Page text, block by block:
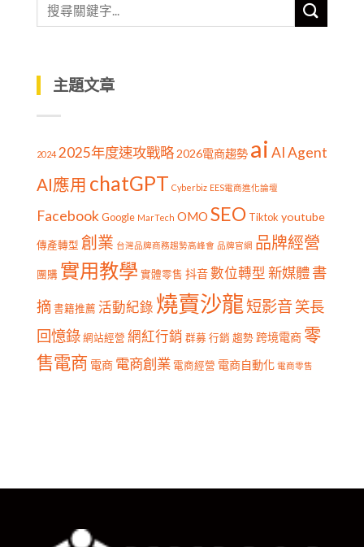
主題文章
2024 2025年度速攻戰略2026電商趨勢 ai AI Agent
AI應用 chatGPT Cyberbiz EES電商進化論壇
Facebook Google MarTech OMO SEO Tiktok youtube
傳產轉型 創業 台灣品牌商務趨勢高峰會 品牌官網 品牌經營
團購 實用教學 實體零售 抖音數位轉型 新媒體書
摘 書籍推薦 活動紀錄 燒賣沙龍短影音笑長
回憶錄 網站經營 網紅行銷 群募 行銷 趨勢 跨境電商 零
售電商 電商 電商創業 電商經營 電商自動化 電商零售